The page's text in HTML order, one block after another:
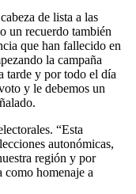
de lista a las
un recuerdo también
que han fallecido en
la campaña
tarde y por todo el día
y le debemos un
“Esta
autonómicas,
región y por
como homenaje a